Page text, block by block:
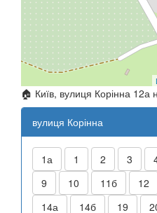
🏠 Київ, вулиця Корінна 12а
вулиця Корінна
1а 1 2 3
9
10 11б 12
14а
14б 19